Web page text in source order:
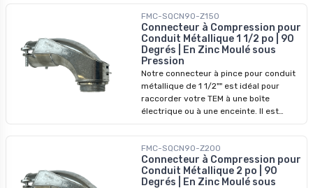
les conduits lorsqu'ils se plient et se
faufilent dans votre environnement
électrique.
FMC-SQCN90-Z150
Connecteur à Compression pour
Conduit Métallique 1 1/2 po | 90
Degrés | En Zinc Moulé sous
Pression
Notre connecteur à pince pour conduit
métallique de 1 1/2"" est idéal pour
raccorder votre TEM à une boîte
électrique ou à une enceinte. Il est
tourner les conduits autour des coins,
en particulier dans les espaces
restreints. La caractéristique de
FMC-SQCN90-Z200
Connecteur à Compression pour
Conduit Métallique 2 po | 90
Degrés | En Zinc Moulé sous